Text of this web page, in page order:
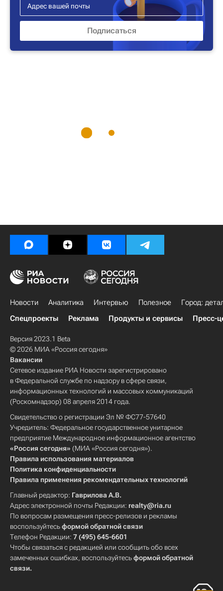
Новости Аналитика Интервью Полезное
Город:
Спецпроекты
Реклама Продукты и сервисы Пресс-
Версия 2023.1 Beta
© 2026 МИА «Россия сегодня»
Вакансии
Сетевое издание РИА Новости зарегистрировано
в Федеральной службе по надзору в сфере связи,
информационных технологий и массовых коммуникаций
(Роскомнадзор) 08 апреля 2014 года.
Свидетельство о регистрации Эл № ФС77-57640
Учредитель: Федеральное государственное унитарное
предприятие Международное информационное агентство
«Россия сегодня» (МИА «Россия сегодня»).
Правила использования материалов
Политика конфиденциальности
Правила применения рекомендательных технологий
Главный редактор: Гаврилова А.В.
Адрес электронной почты Редакции: realty@ria.ru
По вопросам размещения пресс-релизов и рекламы
воспользуйтесьформой обратной связи
Телефон Редакции: 7 (495) 645-6601
Чтобы связаться с редакцией или сообщить обо всех
замеченных ошибках, воспользуйтесьформой обратной
связи.